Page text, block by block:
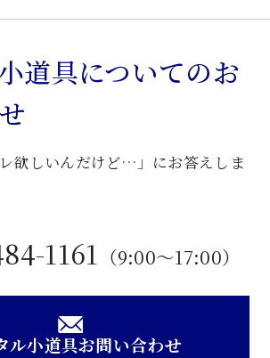
道具についてのお
レ欲しいんだけど…」にお答えしま
1161 （9:00〜17:00）
ル小道具お問い合わせ